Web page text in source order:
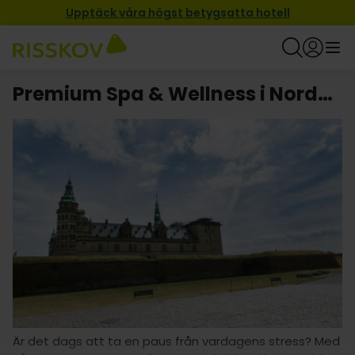
Upptäck våra högst betygsatta hotell
Premium Spa & Wellness i Nordsjälland
Är det dags att ta en paus från vardagens stress? Med